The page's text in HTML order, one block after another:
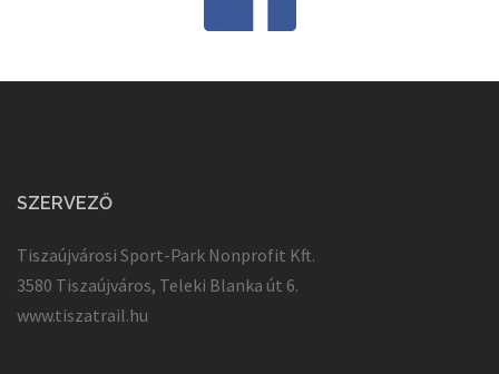
SZERVEZŐ
Tiszaújvárosi Sport-Park Nonprofit Kft.
3580 Tiszaújváros, Teleki Blanka út 6.
www.tiszatrail.hu